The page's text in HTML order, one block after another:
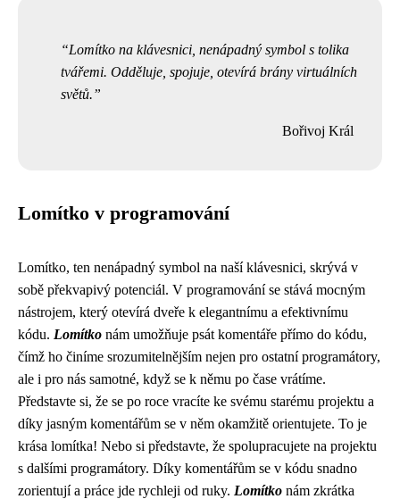
Lomítko na klávesnici, nenápadný symbol s tolika
tvářemi. Odděluje, spojuje, otevírá brány virtuálních
světů.
Bořivoj Král
Lomítko v programování
Lomítko, ten nenápadný symbol na naší klávesnici, skrývá v
sobě překvapivý potenciál. V programování se stává mocným
nástrojem, který otevírá dveře k elegantnímu a efektivnímu
kódu. Lomítko nám umožňuje psát komentáře přímo do kódu,
čímž ho činíme srozumitelnějším nejen pro ostatní programátory,
ale i pro nás samotné, když se k němu po čase vrátíme.
Představte si, že se po roce vracíte ke svému starému projektu a
díky jasným komentářům se v něm okamžitě orientujete. To je
krása lomítka! Nebo si představte, že spolupracujete na projektu
s dalšími programátory. Díky komentářům se v kódu snadno
zorientují a práce jde rychleji od ruky. Lomítko nám zkrátka